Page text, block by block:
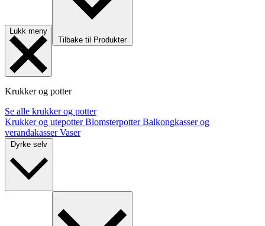
Lukk meny
Tilbake til Produkter
Krukker og potter
Se alle krukker og potter
Krukker og utepotterBlomsterpotterBalkongkasser og
verandakasserVaser